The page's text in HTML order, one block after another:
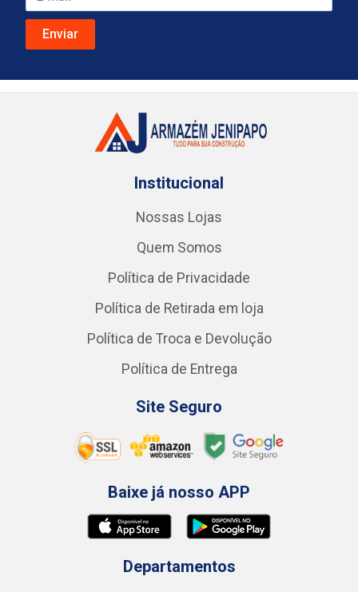
Institucional
Nossas Lojas
Quem Somos
Política de Privacidade
Política de Retirada em loja
Política de Troca e Devolução
Política de Entrega
Site Seguro
Baixe já nosso APP
Departamentos